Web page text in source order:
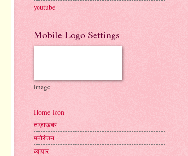
youtube
Mobile Logo Settings
image
Home-icon
ताज़ाख़बर
मनोरंजन
व्यापार